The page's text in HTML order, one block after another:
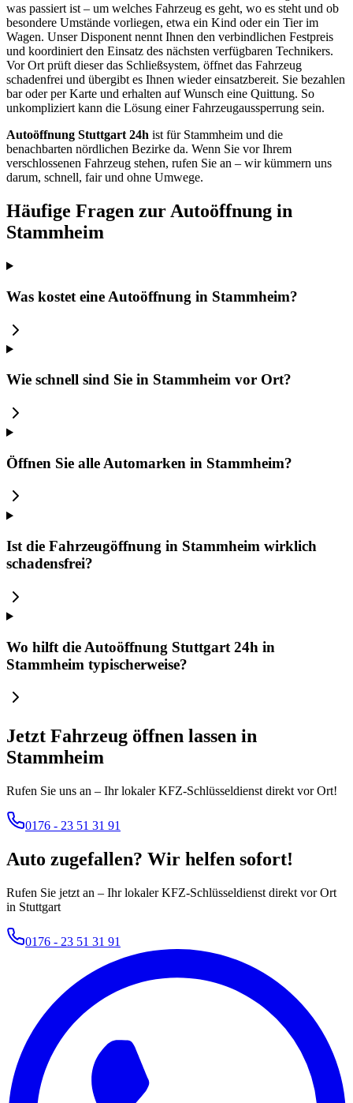
was passiert ist – um welches Fahrzeug es geht, wo es steht und ob
besondere Umstände vorliegen, etwa ein Kind oder ein Tier im
Wagen. Unser Disponent nennt Ihnen den verbindlichen Festpreis
und koordiniert den Einsatz des nächsten verfügbaren Technikers.
Vor Ort prüft dieser das Schließsystem, öffnet das Fahrzeug
schadenfrei und übergibt es Ihnen wieder einsatzbereit. Sie bezahlen
bar oder per Karte und erhalten auf Wunsch eine Quittung. So
unkompliziert kann die Lösung einer Fahrzeugaussperrung sein.
Autoöffnung Stuttgart 24h ist für Stammheim und die
benachbarten nördlichen Bezirke da. Wenn Sie vor Ihrem
verschlossenen Fahrzeug stehen, rufen Sie an – wir kümmern uns
darum, schnell, fair und ohne Umwege.
Häufige Fragen zur Autoöffnung in
Stammheim
Was kostet eine Autoöffnung in Stammheim?
Wie schnell sind Sie in Stammheim vor Ort?
Öffnen Sie alle Automarken in Stammheim?
Ist die Fahrzeugöffnung in Stammheim wirklich
schadensfrei?
Wo hilft die Autoöffnung Stuttgart 24h in
Stammheim typischerweise?
Jetzt Fahrzeug öffnen lassen in
Stammheim
Rufen Sie uns an – Ihr lokaler KFZ-Schlüsseldienst direkt vor Ort!
0176 - 23 51 31 91
Auto zugefallen? Wir helfen sofort!
Rufen Sie jetzt an – Ihr lokaler KFZ-Schlüsseldienst direkt vor Ort
in Stuttgart
0176 - 23 51 31 91